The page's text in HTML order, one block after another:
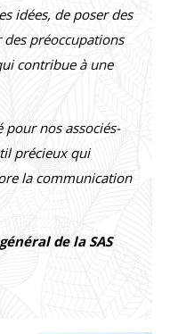
idées, de poser des
préoccupations
contribue à une
pour nos associés-
précieux qui
la communication
de la SAS